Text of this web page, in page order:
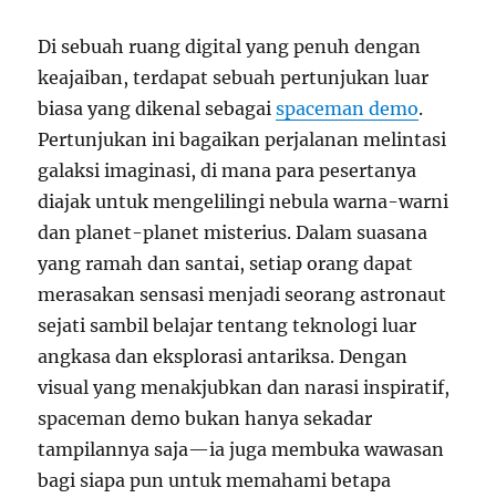
Di sebuah ruang digital yang penuh dengan
keajaiban, terdapat sebuah pertunjukan luar
biasa yang dikenal sebagaispaceman demo.
Pertunjukan ini bagaikan perjalanan melintasi
galaksi imaginasi, di mana para pesertanya
diajak untuk mengelilingi nebula warna-warni
dan planet-planet misterius. Dalam suasana
yang ramah dan santai, setiap orang dapat
merasakan sensasi menjadi seorang astronaut
sejati sambil belajar tentang teknologi luar
angkasa dan eksplorasi antariksa. Dengan
visual yang menakjubkan dan narasi inspiratif,
spaceman demo bukan hanya sekadar
tampilannya saja—ia juga membuka wawasan
bagi siapa pun untuk memahami betapa